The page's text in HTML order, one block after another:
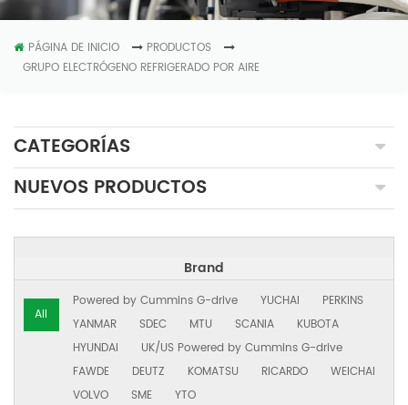
PÁGINA DE INICIO
PRODUCTOS
GRUPO ELECTRÓGENO REFRIGERADO POR AIRE
CATEGORÍAS
NUEVOS PRODUCTOS
Brand
All
Powered by Cummins G-drive YUCHAI
PERKINS
YANMAR
SDEC MTU SCANIA
KUBOTA
HYUNDAI
UK/US Powered by Cummins G-drive
FAWDE
DEUTZ KOMATSU RICARDO
WEICHAI
VOLVO
SME YTO